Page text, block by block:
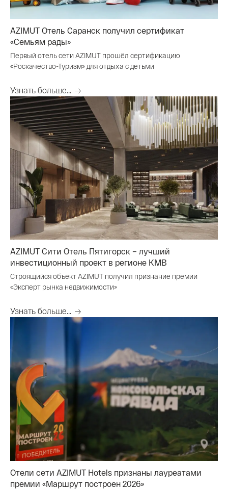
AZIMUT Отель Саранск получил сертификат
«Семьям рады»
Первый отель сети AZIMUT прошёл сертификацию
«Роскачество-Туризм» для отдыха с детьми
Узнать больше...
AZIMUT Сити Отель Пятигорск – лучший
инвестиционный проект в регионе КМВ
Строящийся объект AZIMUT получил признание премии
«Эксперт рынка недвижимости»
Узнать больше...
Отели сети AZIMUT Hotels признаны лауреатами
премии «Маршрут построен 2026»